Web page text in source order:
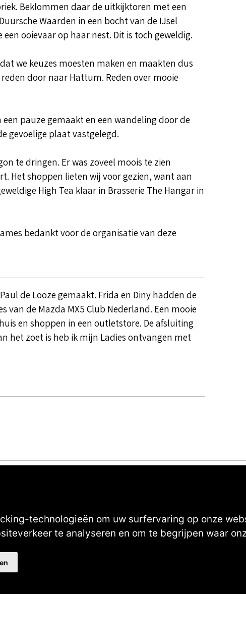
Beklommen daar de uitkijktoren met een
Waarden in een bocht van de IJsel
ooievaar op haar nest. Dit is toch geweldig.
we keuzes moesten maken en maakten dus
door naar Hattum. Reden over mooie
pauze gemaakt en een wandeling door de
gevoelige plaat vastgelegd.
te dringen. Er was zoveel moois te zien
Het shoppen lieten wij voor gezien, want aan
High Tea klaar in Brasserie The Hangar in
bedankt voor de organisatie van deze
de Looze gemaakt. Frida en Diny hadden de
van de Mazda MX5 Club Nederland. Een mooie
en shoppen in een outletstore. De afsluiting
het zoet is heb ik mijn Ladies ontvangen met
technologieën om uw surfervaring op onze
te analyseren en om te begrijpen waar